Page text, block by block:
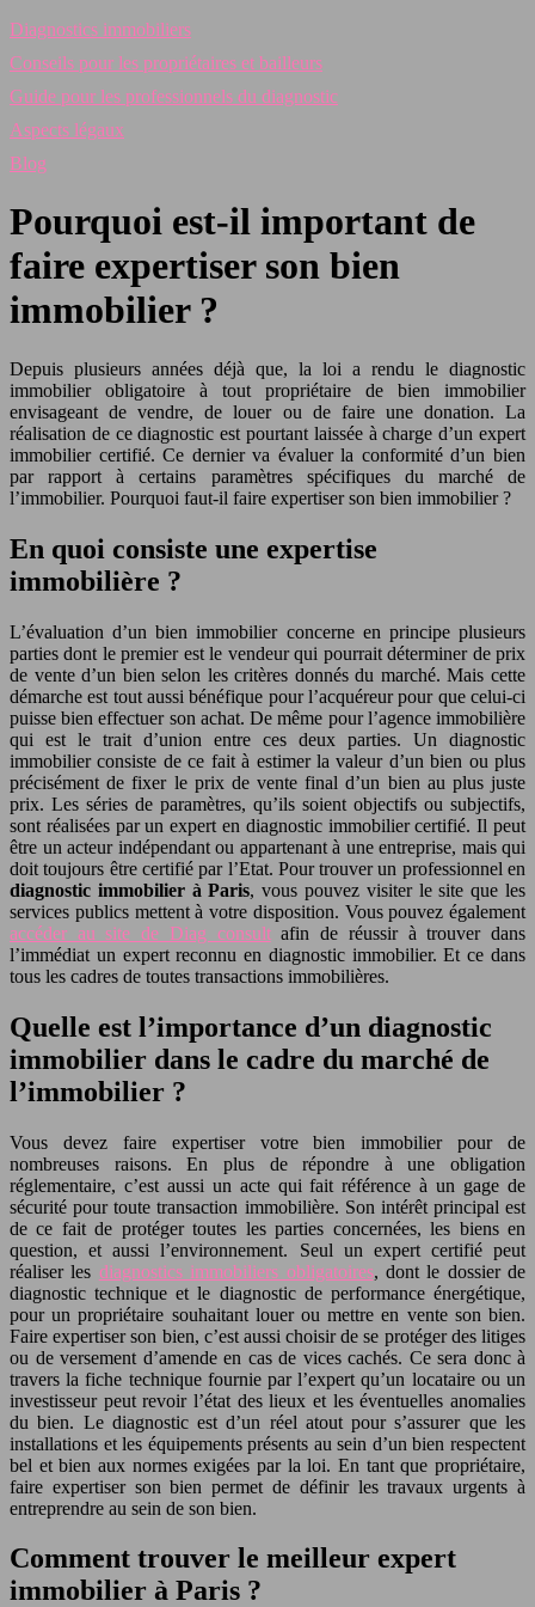
Diagnostics immobiliers
Conseils pour les propriétaires et bailleurs
Guide pour les professionnels du diagnostic
Aspects légaux
Blog
Pourquoi est-il important de
faire expertiser son bien
immobilier ?
Depuis plusieurs années déjà que, la loi a rendu le diagnostic
immobilier obligatoire à tout propriétaire de bien immobilier
envisageant de vendre, de louer ou de faire une donation. La
réalisation de ce diagnostic est pourtant laissée à charge d’un expert
immobilier certifié. Ce dernier va évaluer la conformité d’un bien
par rapport à certains paramètres spécifiques du marché de
l’immobilier. Pourquoi faut-il faire expertiser son bien immobilier ?
En quoi consiste une expertise
immobilière ?
L’évaluation d’un bien immobilier concerne en principe plusieurs
parties dont le premier est le vendeur qui pourrait déterminer de prix
de vente d’un bien selon les critères donnés du marché. Mais cette
démarche est tout aussi bénéfique pour l’acquéreur pour que celui-ci
puisse bien effectuer son achat. De même pour l’agence immobilière
qui est le trait d’union entre ces deux parties. Un diagnostic
immobilier consiste de ce fait à estimer la valeur d’un bien ou plus
précisément de fixer le prix de vente final d’un bien au plus juste
prix. Les séries de paramètres, qu’ils soient objectifs ou subjectifs,
sont réalisées par un expert en diagnostic immobilier certifié. Il peut
être un acteur indépendant ou appartenant à une entreprise, mais qui
doit toujours être certifié par l’Etat. Pour trouver un professionnel en
diagnostic immobilier à Paris, vous pouvez visiter le site que les
services publics mettent à votre disposition. Vous pouvez également
accéder au site de Diag consultafin de réussir à trouver dans
l’immédiat un expert reconnu en diagnostic immobilier. Et ce dans
tous les cadres de toutes transactions immobilières.
Quelle est l’importance d’un diagnostic
immobilier dans le cadre du marché de
l’immobilier ?
Vous devez faire expertiser votre bien immobilier pour de
nombreuses raisons. En plus de répondre à une obligation
réglementaire, c’est aussi un acte qui fait référence à un gage de
sécurité pour toute transaction immobilière. Son intérêt principal est
de ce fait de protéger toutes les parties concernées, les biens en
question, et aussi l’environnement. Seul un expert certifié peut
réaliser les diagnostics immobiliers obligatoires, dont le dossier de
diagnostic technique et le diagnostic de performance énergétique,
pour un propriétaire souhaitant louer ou mettre en vente son bien.
Faire expertiser son bien, c’est aussi choisir de se protéger des litiges
ou de versement d’amende en cas de vices cachés. Ce sera donc à
travers la fiche technique fournie par l’expert qu’un locataire ou un
investisseur peut revoir l’état des lieux et les éventuelles anomalies
du bien. Le diagnostic est d’un réel atout pour s’assurer que les
installations et les équipements présents au sein d’un bien respectent
bel et bien aux normes exigées par la loi. En tant que propriétaire,
faire expertiser son bien permet de définir les travaux urgents à
entreprendre au sein de son bien.
Comment trouver le meilleur expert
immobilier à Paris ?